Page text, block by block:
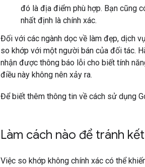
đó là địa điểm phù hợp. Bạn cũng
nhất định là chính xác.
Đối với các ngành dọc về làm đẹp, dịch
so khớp với một người bán của đối tác.
nhận được thông báo lỗi cho biết tính
điều này không nên xảy ra.
Để biết thêm thông tin về cách sử dụng
Làm cách nào để tránh
Việc so khớp không chính xác có thể